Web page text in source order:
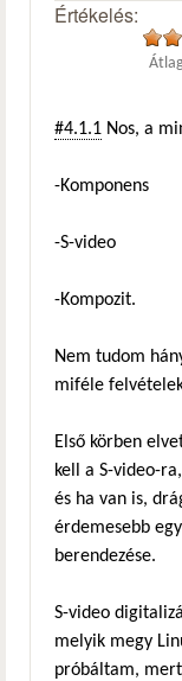
Értékelés:
#4.1.1 Nos, a
-Komponens
-S-video
-Kompozit.
Nem tudom
miféle
Első körben
kell a S-video-
és ha van is,
érdemesebb
berendezése.
S-video
melyik megy
próbáltam,